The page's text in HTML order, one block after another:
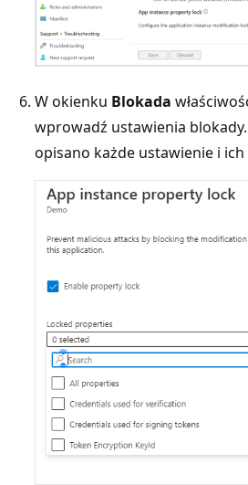
W okienku Blokada
wprowadź ustawienia
opisano każde ustawienie i